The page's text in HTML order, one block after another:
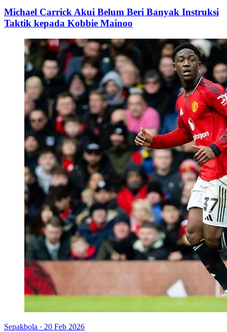
Michael Carrick Akui Belum Beri Banyak Instruksi
Taktik kepada Kobbie Mainoo
Sepakbola · 20 Feb 2026